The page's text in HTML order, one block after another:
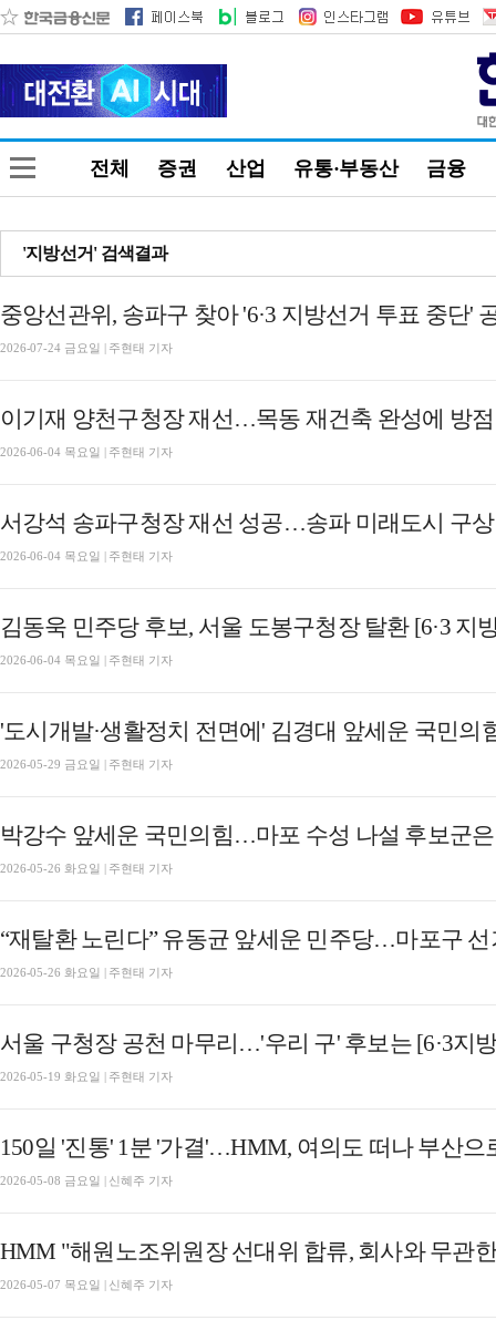
전체 증권 산업 유통·부동산 금융
'지방선거' 검색결과
중앙선관위, 송파구 찾아 '6·3 지방선거 투표 중단'
2026-07-24 금요일 | 주현태 기자
이기재 양천구청장 재선…목동 재건축 완성에 방점
2026-06-04 목요일 | 주현태 기자
서강석 송파구청장 재선 성공…송파 미래도시 구상
2026-06-04 목요일 | 주현태 기자
김동욱 민주당 후보, 서울 도봉구청장 탈환 [6·3 지
2026-06-04 목요일 | 주현태 기자
'도시개발·생활정치 전면에' 김경대 앞세운 국민
2026-05-29 금요일 | 주현태 기자
박강수 앞세운 국민의힘…마포 수성 나설 후보군은
2026-05-26 화요일 | 주현태 기자
“재탈환 노린다” 유동균 앞세운 민주당…마포구 선
2026-05-26 화요일 | 주현태 기자
서울 구청장 공천 마무리…'우리 구' 후보는 [6·3지
2026-05-19 화요일 | 주현태 기자
150일 '진통' 1분 '가결'…HMM, 여의도 떠나 부산으
2026-05-08 금요일 | 신혜주 기자
HMM "해원노조위원장 선대위 합류, 회사와 무관
2026-05-07 목요일 | 신혜주 기자